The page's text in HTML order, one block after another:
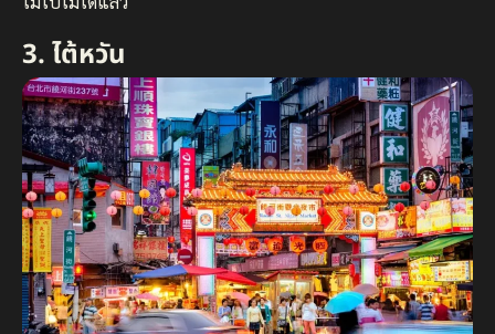
3. ไต้หวัน